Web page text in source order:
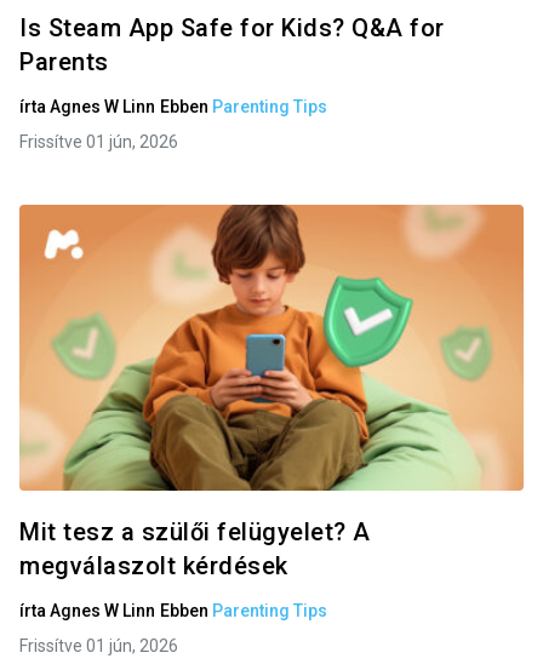
Is Steam App Safe for Kids? Q&A for
Parents
írta Agnes W Linn Ebben Parenting Tips
Frissítve 01 jún, 2026
Mit tesz a szülői felügyelet? A
megválaszolt kérdések
írta Agnes W Linn Ebben Parenting Tips
Frissítve 01 jún, 2026